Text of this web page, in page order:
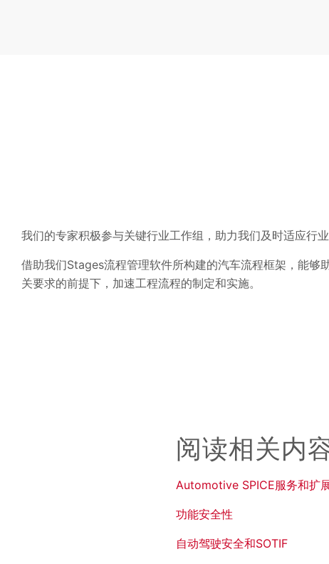
我们的专家积极参与关键行业工作组，助力我们及时适应行
借助我们Stages流程管理软件所构建的汽车流程框架，能够
关要求的前提下，加速工程流程的制定和实施。
阅读相关内
Automotive SPICE服务和扩
功能安全性
自动驾驶安全和SOTIF